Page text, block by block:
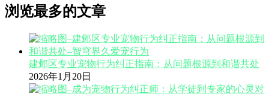
浏览最多的文章
建邺区专业宠物行为纠正指南：从问题根源到和谐共处
2026年1月20日